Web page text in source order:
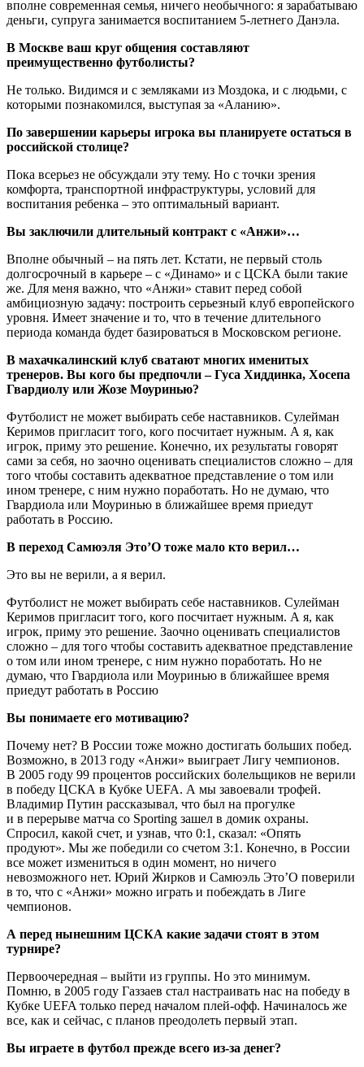
вполне современная семья, ничего необычного: я зарабатываю
деньги, супруга занимается воспитанием 5-летнего Данэла.
В Москве ваш круг общения составляют
преимущественно футболисты?
Не только. Видимся и с земляками из Моздока, и с людьми, с
которыми познакомился, выступая за «Аланию».
По завершении карьеры игрока вы планируете остаться в
российской столице?
Пока всерьез не обсуждали эту тему. Но с точки зрения
комфорта, транспортной инфраструктуры, условий для
воспитания ребенка – это оптимальный вариант.
Вы заключили длительный контракт с «Анжи»…
Вполне обычный – на пять лет. Кстати, не первый столь
долгосрочный в карьере – с «Динамо» и с ЦСКА были такие
же. Для меня важно, что «Анжи» ставит перед собой
амбициозную задачу: построить серьезный клуб европейского
уровня. Имеет значение и то, что в течение длительного
периода команда будет базироваться в Московском регионе.
В махачкалинский клуб сватают многих именитых
тренеров. Вы кого бы предпочли – Гуса Хиддинка, Хосепа
Гвардиолу или Жозе Моуринью?
Футболист не может выбирать себе наставников. Сулейман
Керимов пригласит того, кого посчитает нужным. А я, как
игрок, приму это решение. Конечно, их результаты говорят
сами за себя, но заочно оценивать специалистов сложно – для
того чтобы составить адекватное представление о том или
ином тренере, с ним нужно поработать. Но не думаю, что
Гвардиола или Моуринью в ближайшее время приедут
работать в Россию.
В переход Самюэля Это’О тоже мало кто верил…
Это вы не верили, а я верил.
Футболист не может выбирать себе наставников. Сулейман
Керимов пригласит того, кого посчитает нужным. А я, как
игрок, приму это решение. Заочно оценивать специалистов
сложно – для того чтобы составить адекватное представление
о том или ином тренере, с ним нужно поработать. Но не
думаю, что Гвардиола или Моуринью в ближайшее время
приедут работать в Россию
Вы понимаете его мотивацию?
Почему нет? В России тоже можно достигать больших побед.
Возможно, в 2013 году «Анжи» выиграет Лигу чемпионов.
В 2005 году 99 процентов российских болельщиков не верили
в победу ЦСКА в Кубке UEFA. А мы завоевали трофей.
Владимир Путин рассказывал, что был на прогулке
и в перерыве матча со Sporting зашел в домик охраны.
Спросил, какой счет, и узнав, что 0:1, сказал: «Опять
продуют». Мы же победили со счетом 3:1. Конечно, в России
все может измениться в один момент, но ничего
невозможного нет. Юрий Жирков и Самюэль Это’О поверили
в то, что с «Анжи» можно играть и побеждать в Лиге
чемпионов.
А перед нынешним ЦСКА какие задачи стоят в этом
турнире?
Первоочередная – выйти из группы. Но это минимум.
Помню, в 2005 году Газзаев стал настраивать нас на победу в
Кубке UEFA только перед началом плей-офф. Начиналось же
все, как и сейчас, с планов преодолеть первый этап.
Вы играете в футбол прежде всего из-за денег?